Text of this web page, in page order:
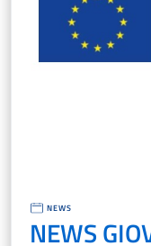
NEWS
NEWS